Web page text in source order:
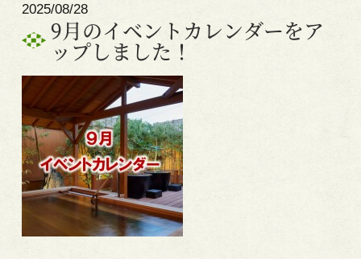
2025/08/28
9月のイベントカレンダーをア
ップしました！